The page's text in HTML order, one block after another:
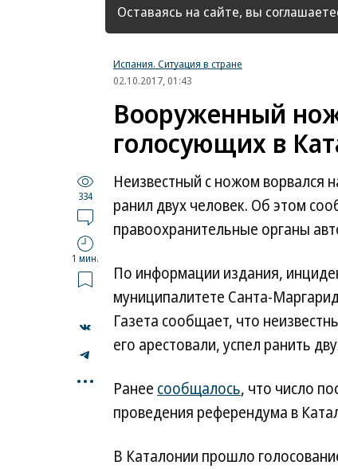
Оставаясь на сайте, вы
Испания. Ситуация в стране
02.10.2017, 01:43
Вооруженный
голосующих в
334
1 мин.
...
Неизвестный с ножом ворвался
ранил двух человек. Об этом
правоохранительные органы
По информации издания,
муниципалитете Санта-
Газета сообщает, что
его арестовали, успел ранить
Ранее сообщалось, что число
проведения референдума в
В Каталонии прошло